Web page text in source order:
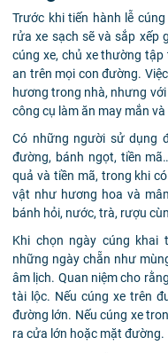
Trước khi tiến hành lễ
rửa xe sạch sẽ và sắp xếp
cúng xe, chủ xe thường
an trên mọi con đường.
hương trong nhà, nhưng với
công cụ làm ăn may mắn
Có những người sử dụng
đường, bánh ngọt, tiền
quả và tiền mã, trong khi
vật như hương hoa và
bánh hỏi, nước, trà, rượu
Khi chọn ngày cúng khai
những ngày chẵn như
âm lịch. Quan niệm cho
tài lộc. Nếu cúng xe trên
đường lớn. Nếu cúng xe
ra cửa lớn hoặc mặt đường.